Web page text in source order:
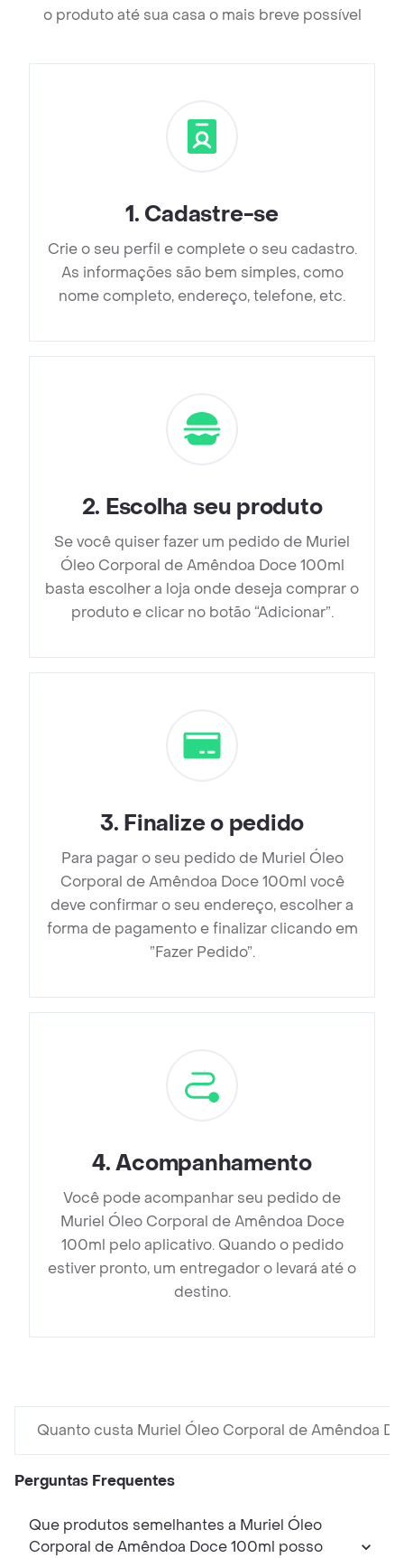
o produto até sua casa o mais breve possível
1. Cadastre-se
Crie o seu perfil e complete o seu cadastro.
As informações são bem simples, como
nome completo, endereço, telefone, etc.
2. Escolha seu produto
Se você quiser fazer um pedido de Muriel
Óleo Corporal de Amêndoa Doce 100ml
basta escolher a loja onde deseja comprar o
produto e clicar no botão “Adicionar”.
3. Finalize o pedido
Para pagar o seu pedido de Muriel Óleo
Corporal de Amêndoa Doce 100ml você
deve confirmar o seu endereço, escolher a
forma de pagamento e finalizar clicando em
”Fazer Pedido”.
4.Acompanhamento
Você pode acompanhar seu pedido de
Muriel Óleo Corporal de Amêndoa Doce
100ml pelo aplicativo. Quando o pedido
estiver pronto, um entregador o levará até o
destino.
Quanto custa Muriel Óleo Corporal de Amêndoa
Perguntas Frequentes
Que produtos semelhantes a Muriel Óleo
Corporal de Amêndoa Doce 100ml posso